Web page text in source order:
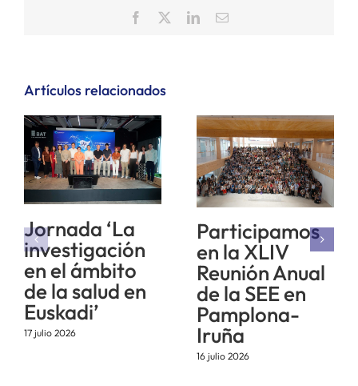
Facebook LinkedInCorreo
Artículos relacionados
Jornada ‘La
investigación
en el ámbito
de la salud en
Euskadi’
17 julio 2026
Participamos
en la XLIV
Reunión Anual
de la SEE en
Pamplona-
Iruña
16 julio 2026